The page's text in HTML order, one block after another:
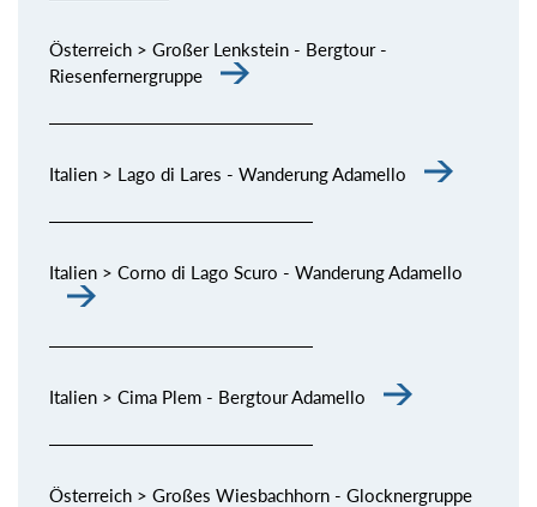
Österreich > Großer Lenkstein - Bergtour -
Riesenfernergruppe
Italien > Lago di Lares - Wanderung Adamello
Italien > Corno di Lago Scuro - Wanderung Adamello
Italien > Cima Plem - Bergtour Adamello
Österreich > Großes Wiesbachhorn - Glocknergruppe